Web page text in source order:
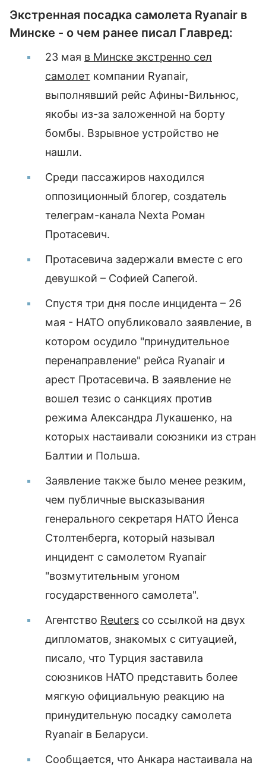
Экстренная посадка самолета Ryanair в
Минске - о чем ранее писал Главред:
23 мая в Минске экстренно сел
самолет компании Ryanair,
выполнявший рейс Афины-Вильнюс,
якобы из-за заложенной на борту
бомбы. Взрывное устройство не
нашли.
Среди пассажиров находился
оппозиционный блогер, создатель
телеграм-канала Nexta Роман
Протасевич.
Протасевича задержали вместе с его
девушкой – Софией Сапегой.
Спустя три дня после инцидента – 26
мая - НАТО опубликовало заявление, в
котором осудило "принудительное
перенаправление" рейса Ryanair и
арест Протасевича. В заявление не
вошел тезис о санкциях против
режима Александра Лукашенко, на
которых настаивали союзники из стран
Балтии и Польша.
Заявление также было менее резким,
чем публичные высказывания
генерального секретаря НАТО Йенса
Столтенберга, который называл
инцидент с самолетом Ryanair
"возмутительным угоном
государственного самолета".
Агентство Reuters со ссылкой на двух
дипломатов, знакомых с ситуацией,
писало, что Турция заставила
союзников НАТО представить более
мягкую официальную реакцию на
принудительную посадку самолета
Ryanair в Беларуси.
Сообщается, что Анкара настаивала на